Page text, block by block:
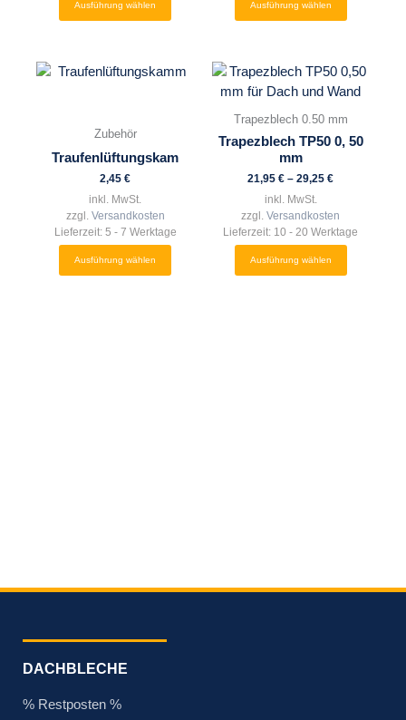
Ausführung wählen
werden
Ausführung wählen
werden
Zubehör
Traufenlüftungskam
2,45€
inkl. MwSt.
zzgl. Versandkosten
Lieferzeit: 5 - 7 Werktage
Ausführung wählen
Dieses
mehrere
Varianten
auf.
Optionen
können
Trapezblech 0.50 mm
Trapezblech TP50 0, 50
mm
21,95€ –29,25€
inkl. MwSt.
zzgl.Versandkosten
Lieferzeit: 10 - 20 Werktage
Ausführung wählen
Dieses
Produkt
weist
Varianten
auf.
Optionen
können
DACHBLECHE
% Restposten %